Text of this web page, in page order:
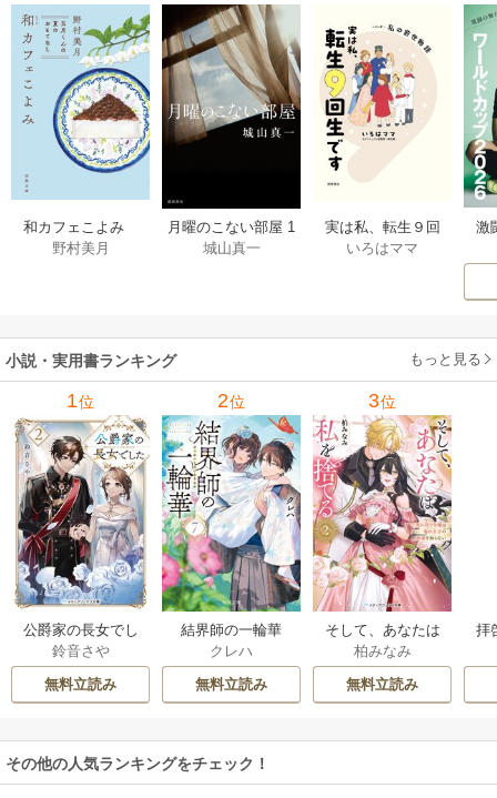
和カフェこよみ
五月くんの夏のお
野村美月
月曜のこない部屋 1
巻
城山真一
実は私、転生９回
生です マンガ
いろはママ
激
小説・実用書ランキング もっと見る
1位
公爵家の長女でし
た
鈴音さや
無料立読み
2位
結界師の一輪華
クレハ
無料立読み
3位
そして、あなたは
私を捨てる
柏みなみ
無料立読み
拝
その他の人気ランキングをチェック！